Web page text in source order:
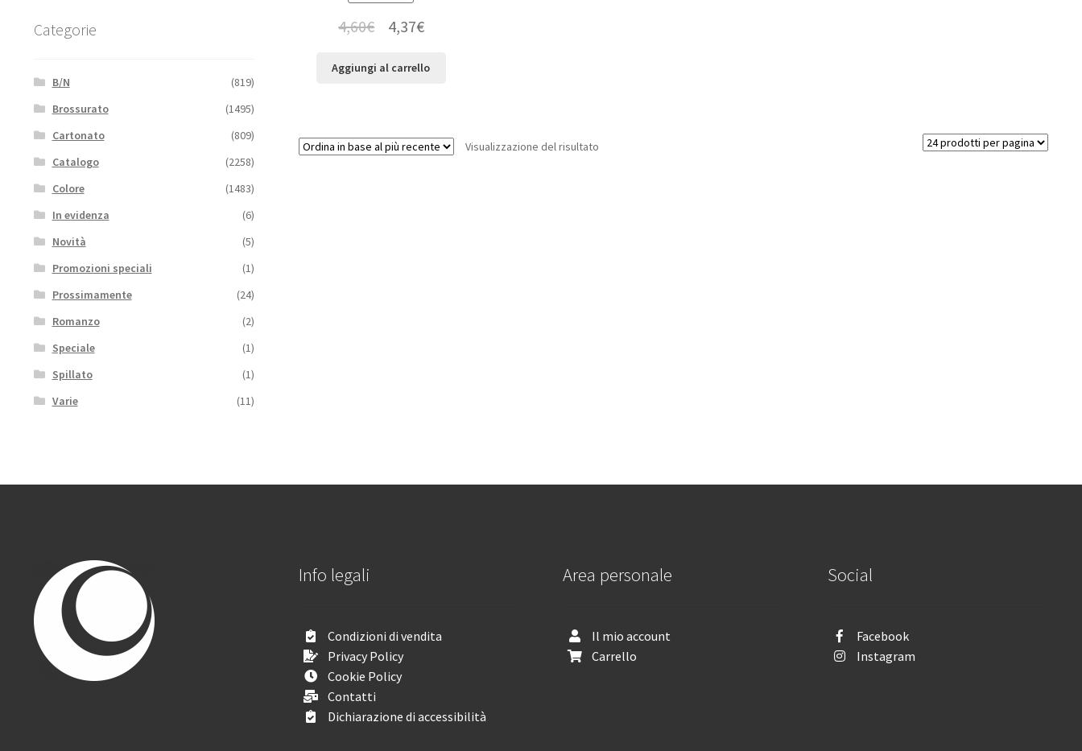
4,60€ 4,37€
Aggiungi al carrello
Visualizzazione del risultato
Categorie
B/N
(819)
Brossurato
(1495)
Cartonato
(809)
Catalogo
(2258)
Colore
(1483)
In evidenza
(6)
Novità
(5)
Promozioni speciali
(1)
Prossimamente
(24)
Romanzo
(2)
Speciale
(1)
Spillato
(1)
Varie
(11)
Info legali
Condizioni di vendita
Privacy Policy
Cookie Policy
Contatti
Dichiarazione di accessibilità
Area personale
Il mio account
Carrello
Social
Facebook
Instagram